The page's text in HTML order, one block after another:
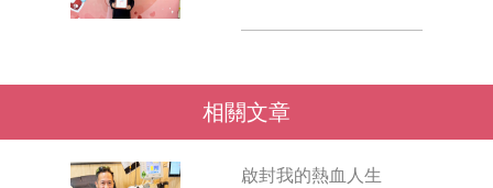
相關文章
啟封我的熱血人生